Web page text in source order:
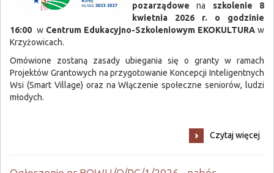
pozarządowe na szkolenie 8
kwietnia 2026 r. o godzinie
16:00 w Centrum Edukacyjno-Szkoleniowym EKOKULTURA w
Krzyżowicach.
Omówione zostaną zasady ubiegania się o granty w ramach
Projektów Grantowych na przygotowanie Koncepcji Inteligentnych
Wsi (Smart Village) oraz na Włączenie społeczne seniorów, ludzi
młodych.
Szkolenie
dla
się
Czytaj więcej